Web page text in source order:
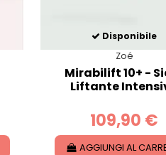
Disponibile
Zoé
Mirabilift 10+ -
Liftante
109,90 €
AGGIUNGI AL